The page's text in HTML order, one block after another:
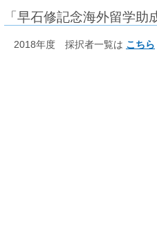
「早石修記念海外留学
2018年度 採択者一覧は こちら